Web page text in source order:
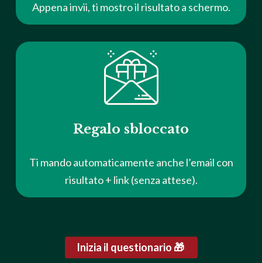
Appena invii, ti mostro il risultato a schermo.
Regalo sbloccato
Ti mando automaticamente anche l’email con
risultato + link (senza attese).
Inizia il questionario 🎁